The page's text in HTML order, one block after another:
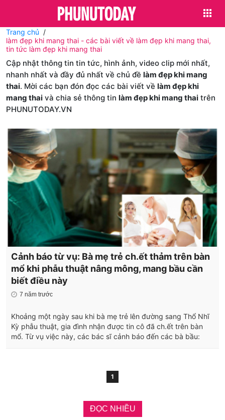
Trang chủ
làm đẹp khi mang thai - các bài viết về làm đẹp khi mang thai,
tin tức làm đẹp khi mang thai
Cập nhật thông tin tin tức, hình ảnh, video clip mới nhất,
nhanh nhất và đầy đủ nhất về chủ đề làm đẹp khi mang
thai. Mời các bạn đón đọc các bài viết về làm đẹp khi
mang thai và chia sẻ thông tin làm đẹp khi mang thai trên
PHUNUTODAY.VN
Cảnh báo từ vụ: Bà mẹ trẻ ch.ết thảm trên bàn
mổ khi phẫu thuật nâng mông, mang bầu cần
biết điều này
7 năm trước
Khoảng một ngày sau khi bà mẹ trẻ lên đường sang Thổ Nhĩ
Kỳ phẫu thuật, gia đình nhận được tin cô đã ch.ết trên bàn
mổ. Từ vụ việc này, các bác sĩ cảnh báo đến các bà bầu:
1
ĐỌC NHIỀU